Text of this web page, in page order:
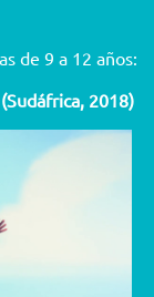
de 9 a 12 años:
2018)